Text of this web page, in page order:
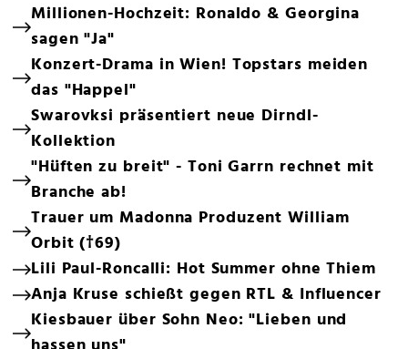
Millionen-Hochzeit: Ronaldo & Georgina
sagen "Ja"
Konzert-Drama in Wien! Topstars meiden
das "Happel"
Swarovksi präsentiert neue Dirndl-
Kollektion
"Hüften zu breit" - Toni Garrn rechnet mit
Branche ab!
Trauer um Madonna Produzent William
Orbit (†69)
Lili Paul-Roncalli: Hot Summer ohne Thiem
Anja Kruse schießt gegen RTL & Influencer
Kiesbauer über Sohn Neo: "Lieben und